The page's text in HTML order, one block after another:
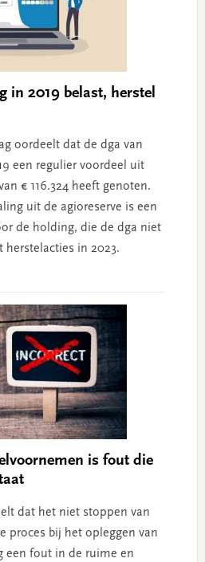
in 2019 belast, herstel
oordeelt dat de dga van
een regulier voordeel uit
€ 116.324 heeft genoten.
uit de agioreserve is een
de holding, die de dga niet
in 2023.
is fout die
dat het niet stoppen van
proces bij het opleggen van
een fout in de ruime en